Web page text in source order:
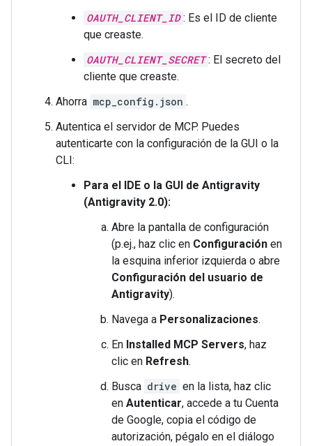
OAUTH_CLIENT_ID : Es el ID de cliente
que creaste.
OAUTH_CLIENT_SECRET : El secreto del
cliente que creaste.
Ahorra mcp_config.json .
Autentica el servidor de MCP. Puedes
autenticarte con la configuración de la GUI o la
CLI:
Para el IDE o la GUI de Antigravity
(Antigravity 2.0):
Abre la pantalla de configuración
(p.ej., haz clic en Configuración en
la esquina inferior izquierda o abre
Configuración del usuario de
Antigravity).
Navega a Personalizaciones.
En Installed MCP Servers, haz
clic en Refresh.
Busca drive en la lista, haz clic
en Autenticar, accede a tu Cuenta
de Google, copia el código de
autorización, pégalo en el diálogo